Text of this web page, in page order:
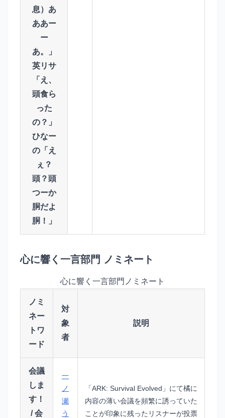
息）あ
ああー
ー
あ。」
英リサ
「え、
頭食ら
った
の？」
ひなー
の「え
ぇ？
頭？頭
つーか
胴だよ
胴！」
心に響く一言部門 ノミネート
心に響く一言部門ノミネート
ノミ
ネー
トワ
ード
対
象
者
説明
会議
しま
す！
/ 会
一
ノ
瀬
う
「ARK: Survival Evolved」にて橘に
内容の薄い会議を頻繁に誘っていた
ことが印象に残ったリスナーが投票